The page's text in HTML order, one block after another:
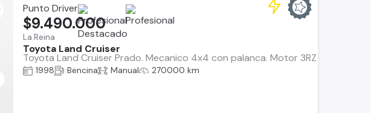
Punto Driver
La Reina
Toyota Land Cruiser
Toyota Land Cruiser Prado. Mecanico 4x4 con palanca. Motor 3RZ 2.7
$9.490.000
1998 Bencina Manual 270000 km